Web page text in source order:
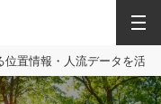
位置情報・人流データを活